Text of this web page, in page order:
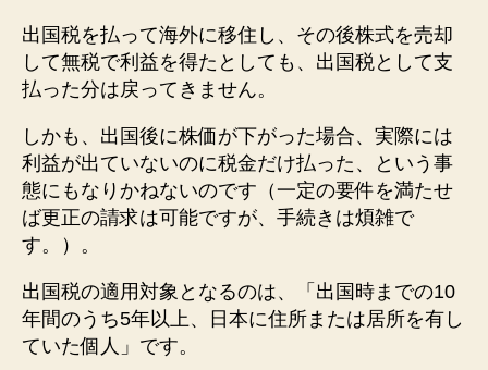
出国税を払って海外に移住し、その後株式を売却
して無税で利益を得たとしても、出国税として支
払った分は戻ってきません。
しかも、出国後に株価が下がった場合、実際には
利益が出ていないのに税金だけ払った、という事
態にもなりかねないのです（一定の要件を満たせ
ば更正の請求は可能ですが、手続きは煩雑で
す。）。
出国税の適用対象となるのは、「出国時までの10
年間のうち5年以上、日本に住所または居所を有し
ていた個人」です。